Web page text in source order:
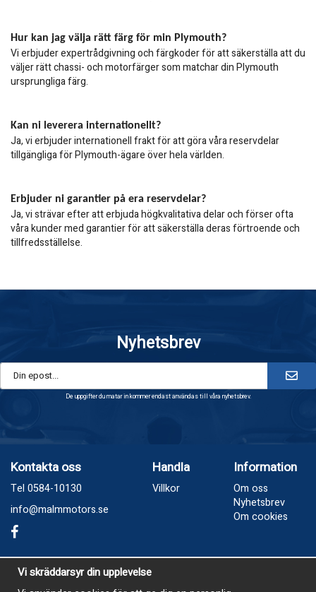
Hur kan jag välja rätt färg för min Plymouth?
Vi erbjuder expertrådgivning och färgkoder för att säkerställa att du
väljer rätt chassi- och motorfärger som matchar din Plymouth
ursprungliga färg.
Kan ni leverera internationellt?
Ja, vi erbjuder internationell frakt för att göra våra reservdelar
tillgängliga förPlymouth-ägare över hela världen.
Erbjuder ni garantier på era reservdelar?
Ja, vi strävar efter att erbjuda högkvalitativa delar och förser ofta
våra kunder med garantier för att säkerställa deras förtroende och
tillfredsställelse.
Nyhetsbrev
De uppgifter du matar in kommer endast användas till våra nyhetsbrev.
Kontakta oss
Tel 0584-10130
info@malmmotors.se
Handla
Villkor
Information
Om oss
Nyhetsbrev
Om cookies
Besök oss
Vi skräddarsyr din upplevelse